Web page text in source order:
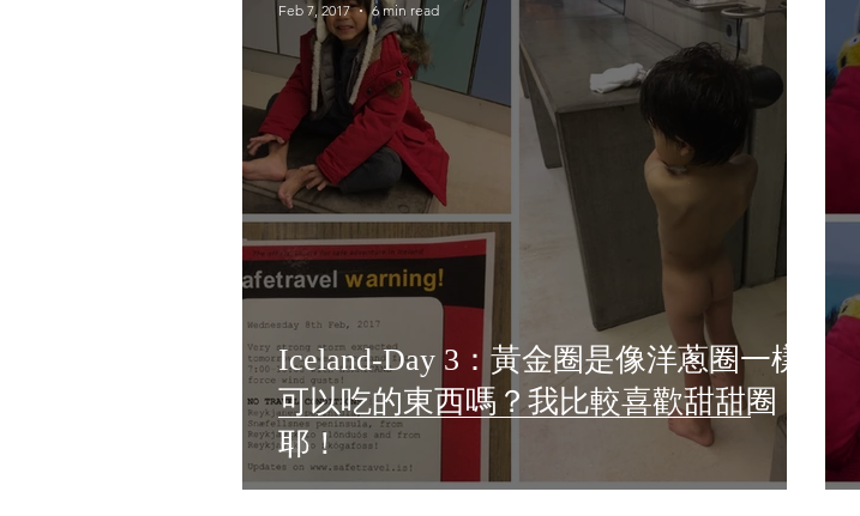
Iceland-Day 3：黃金圈是像洋蔥圈一樣
可以吃的東西嗎？我比較喜歡甜甜圈
耶！
Feb 7, 2017
6 min read